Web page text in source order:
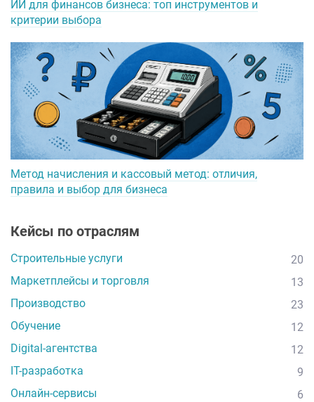
ИИ для финансов бизнеса: топ инструментов и
критерии выбора
Метод начисления и кассовый метод: отличия,
правила и выбор для бизнеса
Кейсы по отраслям
Строительные услуги
20
Маркетплейсы и торговля
13
Производство
23
Обучение
12
Digital-агентства
12
IT-разработка
9
Онлайн-сервисы
6